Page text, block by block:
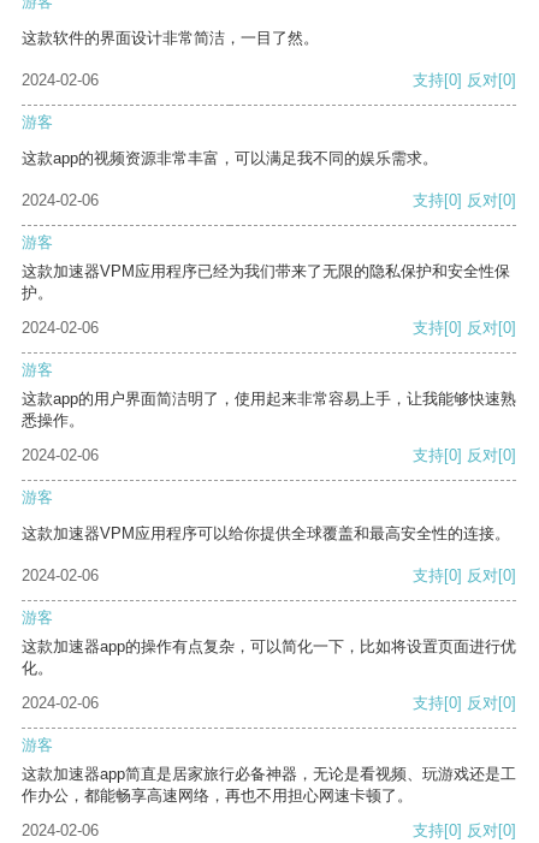
这款软件的界面设计非常简洁，一目了然。
2024-02-06 支持[0] 反对[0]
游客
这款app的视频资源非常丰富，可以满足我不同的娱乐需求。
2024-02-06 支持[0] 反对[0]
游客
这款加速器VPM应用程序已经为我们带来了无限的隐私保护和安全性保
护。
2024-02-06
支持[0] 反对[0]
游客
这款app的用户界面简洁明了，使用起来非常容易上手，让我能够快速熟
悉操作。
2024-02-06
支持[0] 反对[0]
游客
这款加速器VPM应用程序可以给你提供全球覆盖和最高安全性的连接。
2024-02-06 支持[0] 反对[0]
游客
这款加速器app的操作有点复杂，可以简化一下，比如将设置页面进行优
化。
2024-02-06
支持[0] 反对[0]
游客
这款加速器app简直是居家旅行必备神器，无论是看视频、玩游戏还是工
作办公，都能畅享高速网络，再也不用担心网速卡顿了。
2024-02-06
支持[0] 反对[0]